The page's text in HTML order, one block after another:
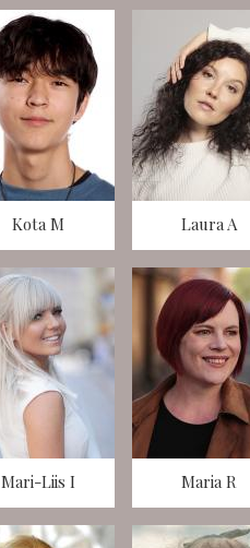
Kota M Laura A
Mari-Liis I Maria R